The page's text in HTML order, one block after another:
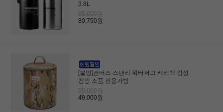
3.8L
85,000원
80,750원
[불멍]캔버스 스탠리 워터저그 캐리백 감성
캠핑 소품 전용가방
50,000원
49,000원